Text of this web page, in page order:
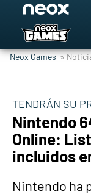
Neox Games »
TENDRÁN SU
Nintendo
Online:
incluidos
Nintendo ha